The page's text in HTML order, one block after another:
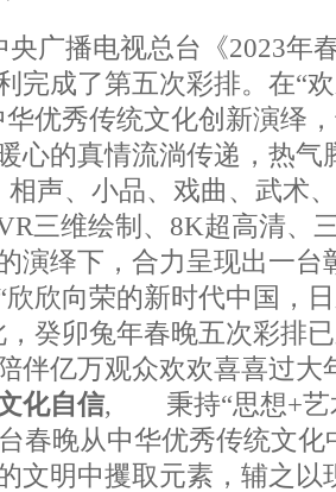
播电视总台《2023年
完成了第五次彩排。在“
优秀传统文化创新演绎
心的真情流淌传递，热气
、小品、戏曲、武术、
三维绘制、8K超高清、
演绎下，合力呈现出一台
欣向荣的新时代中国，
癸卯兔年春晚五次彩排
陪伴亿万观众欢欢喜喜
化自信, 秉持“思想+艺
春晚从中华优秀传统文
文明中攫取元素，辅之以